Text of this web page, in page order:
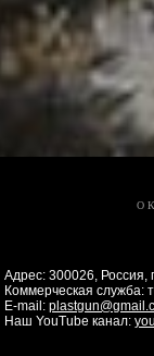
О
Адрес: 300026, Россия,
Коммерческая
E-mail:
Наш YouTube канал: